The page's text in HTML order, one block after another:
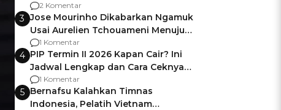
Pemalang
2 Komentar
3 Jose Mourinho Dikabarkan Ngamuk
Usai Aurelien Tchouameni Menuju
Manchester United
1 Komentar
4 PIP Termin II 2026 Kapan Cair? Ini
Jadwal Lengkap dan Cara Ceknya
agar Dana Tidak Hangus!
1 Komentar
5 Bernafsu Kalahkan Timnas
Indonesia, Pelatih Vietnam